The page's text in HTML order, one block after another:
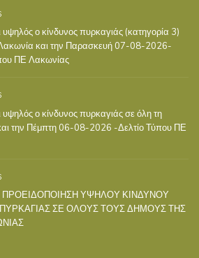
υψηλός ο κίνδυνος πυρκαγιάς (κατηγορία 3)
και την Παρασκευή 07-08-2026-
ΠΕ Λακωνίας
υψηλός ο κίνδυνος πυρκαγιάς σε όλη τη
την Πέμπτη 06-08-2026 -Δελτίο Τύπου ΠΕ
ΠΡΟΕΙΔΟΠΟΙΗΣΗ ΥΨΗΛΟΥ ΚΙΝΔΥΝΟΥ
ΣΕ ΟΛΟΥΣ ΤΟΥΣ ΔΗΜΟΥΣ ΤΗΣ